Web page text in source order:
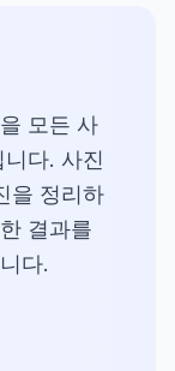
모든 사
다. 사진
을 정리하
결과를
다.